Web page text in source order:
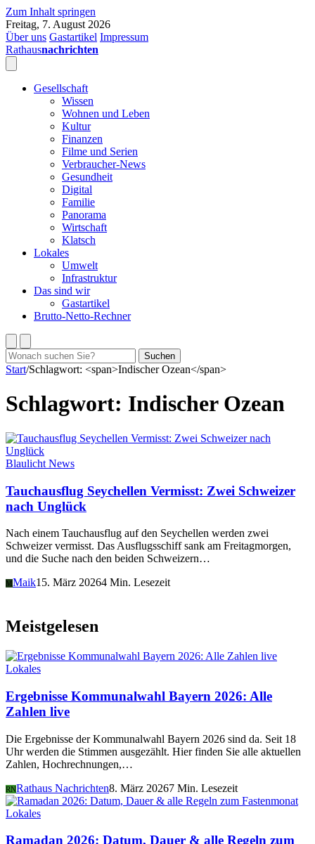
Zum Inhalt springen
Freitag, 7. August 2026
Über uns Gastartikel Impressum
Rathausnachrichten
Gesellschaft
Wissen
Wohnen und Leben
Kultur
Finanzen
Filme und Serien
Verbraucher-News
Gesundheit
Digital
Familie
Panorama
Wirtschaft
Klatsch
Lokales
Umwelt
Infrastruktur
Das sind wir
Gastartikel
Brutto-Netto-Rechner
Suchen
nach:
Suchen
Start/Schlagwort: <span>Indischer Ozean</span>
Schlagwort: Indischer Ozean
Blaulicht News
Tauchausflug Seychellen Vermisst: Zwei Schweizer
nach Unglück
Nach einem Tauchausflug auf den Seychellen werden zwei
Schweizer vermisst. Das Ausflugsschiff sank am Freitagmorgen,
und die Suche nach den beiden Schweizern…
M Maik15. März 20264 Min. Lesezeit
Meistgelesen
Lokales
Ergebnisse Kommunalwahl Bayern 2026: Alle
Zahlen live
Die Ergebnisse der Kommunalwahl Bayern 2026 sind da. Seit 18
Uhr werden die Stimmen ausgezählt. Hier finden Sie alle aktuellen
Zahlen, Hochrechnungen,…
RNRathaus Nachrichten8. März 20267 Min. Lesezeit
Lokales
Ramadan 2026: Datum, Dauer & alle Regeln zum